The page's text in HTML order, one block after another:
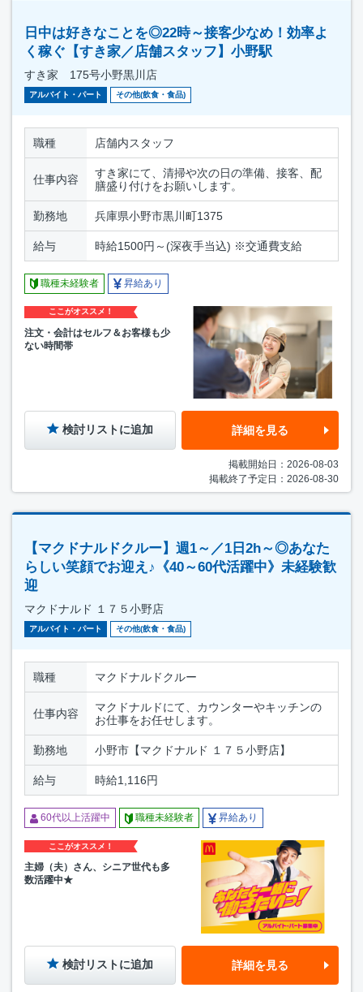
日中は好きなことを◎22時～接客少なめ！効率よ
く稼ぐ【すき家／店舗スタッフ】小野駅
すき家 175号小野黒川店
アルバイト・パート その他(飲食・食品)
職種 店舗内スタッフ
仕事内容
すき家にて、清掃や次の日の準備、接客、配
膳盛り付けをお願いします。
勤務地 兵庫県小野市黒川町1375
給与 時給1500円～(深夜手当込) ※交通費支給
職種未経験者 昇給あり
ここがオススメ！
注文・会計はセルフ＆お客様も少
ない時間帯
検討リストに追加 詳細を見る
掲載開始日：2026-08-03
掲載終了予定日：2026-08-30
【マクドナルドクルー】週1～／1日2h～◎あなた
らしい笑顔でお迎え♪《40～60代活躍中》未経験歓
迎
マクドナルド １７５小野店
アルバイト・パート その他(飲食・食品)
職種 マクドナルドクルー
仕事内容
マクドナルドにて、カウンターやキッチンの
お仕事をお任せします。
勤務地 小野市【マクドナルド １７５小野店】
給与 時給1,116円
60代以上活躍中 職種未経験者 昇給あり
ここがオススメ！
主婦（夫）さん、シニア世代も多
数活躍中★
検討リストに追加 詳細を見る